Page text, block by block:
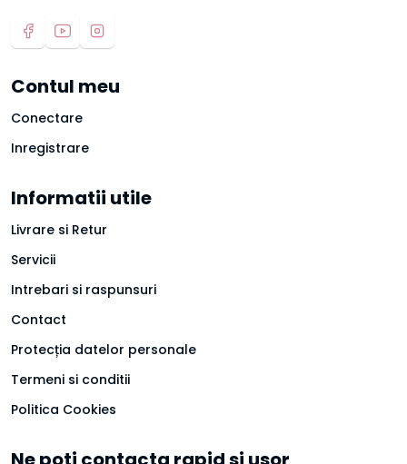
Contul meu
Conectare
Inregistrare
Informatii utile
Livrare si Retur
Servicii
Intrebari si raspunsuri
Contact
Protecția datelor personale
Termeni si conditii
Politica Cookies